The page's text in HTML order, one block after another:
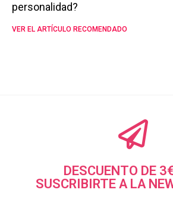
personalidad?
VER EL ARTÍCULO RECOMENDADO
DESCUENTO DE
SUSCRIBIRTE A LA